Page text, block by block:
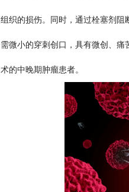
组织的损伤。同时，通过栓塞剂阻
需微小的穿刺创口，具有微创、
术的中晚期肿瘤患者。